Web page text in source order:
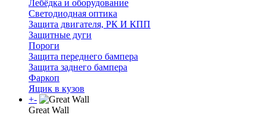
Лебёдка и оборудование
Светодиодная оптика
Защита двигателя, РК И КПП
Защитные дуги
Пороги
Защита переднего бампера
Защита заднего бампера
Фаркоп
Ящик в кузов
+-
Great Wall